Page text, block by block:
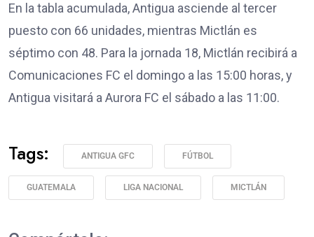
En la tabla acumulada, Antigua asciende al tercer
puesto con 66 unidades, mientras Mictlán es
séptimo con 48. Para la jornada 18, Mictlán recibirá a
Comunicaciones FC el domingo a las 15:00 horas, y
Antigua visitará a Aurora FC el sábado a las 11:00.
Tags: ANTIGUA GFC FÚTBOL
GUATEMALA LIGA NACIONAL MICTLÁN